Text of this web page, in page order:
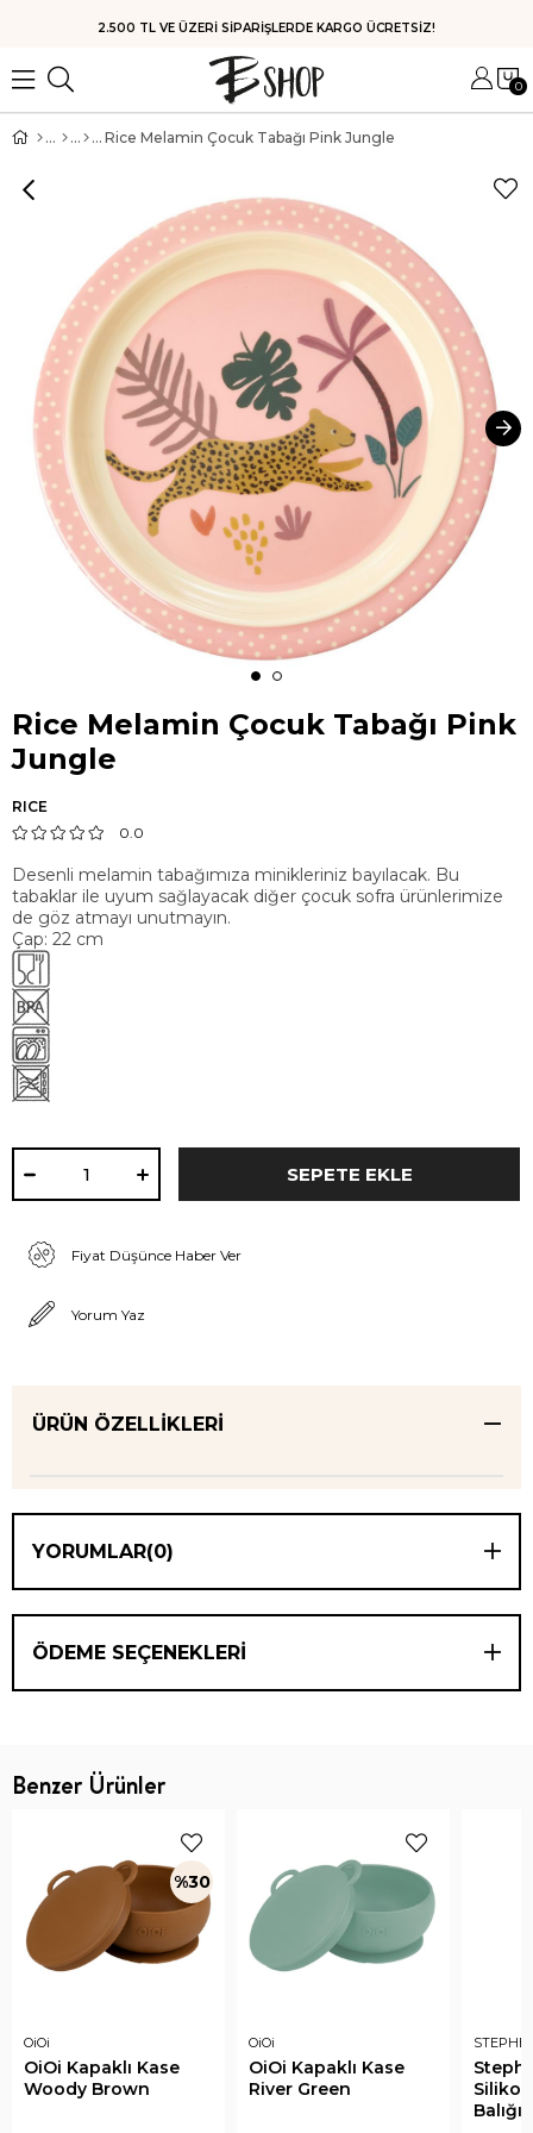
HIZLI KARGO
0
Rice Melamin Çocuk Tabağı Pink Jungle
Rice Melamin Çocuk Tabağı Pink
Jungle
RICE
0.0
Desenli melamin tabağımıza minikleriniz bayılacak. Bu
tabaklar ile uyum sağlayacak diğer çocuk sofra ürünlerimize
de göz atmayı unutmayın.
Çap: 22 cm
Fiyat Düşünce Haber Ver
Yorum Yaz
ÜRÜN ÖZELLIKLERI
YORUMLAR(0)
ÖDEME SEÇENEKLERI
Benzer Ürünler
OiOi
OiOi Kapaklı Kase
Woody Brown
%30
OiOi
OiOi Kapaklı Kase
River Green
Balığı